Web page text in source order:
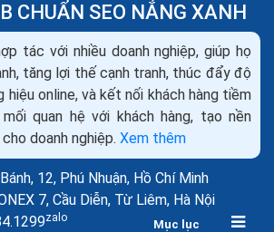
Mục lục
Tìm hiểu về dịch vụ seo web và
SEO là tối ưu hóa công cụ tìm
Engine Optimization- viết
hợp các phương pháp nhằm...
CHUẨN SEO NẮNG XANH
tác với nhiều doanh nghiệp, giúp họ
tăng lợi thế cạnh tranh, thúc đẩy độ
hiệu online, và kết nối khách hàng tiềm
quan hệ với khách hàng, tạo nền
doanh nghiệp. Xem thêm
12, Phú Nhuận, Hồ Chí Minh
7, Cầu Diễn, Từ Liêm, Hà Nội
zalo